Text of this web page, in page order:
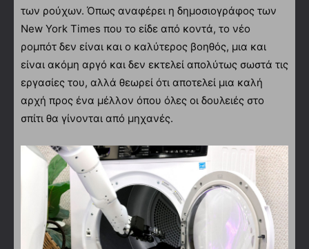
των ρούχων. Όπως αναφέρει η δημοσιογράφος των
New York Times που το είδε από κοντά, το νέο
ρομπότ δεν είναι και ο καλύτερος βοηθός, μια και
είναι ακόμη αργό και δεν εκτελεί απολύτως σωστά τις
εργασίες του, αλλά θεωρεί ότι αποτελεί μια καλή
αρχή προς ένα μέλλον όπου όλες οι δουλειές στο
σπίτι θα γίνονται από μηχανές.